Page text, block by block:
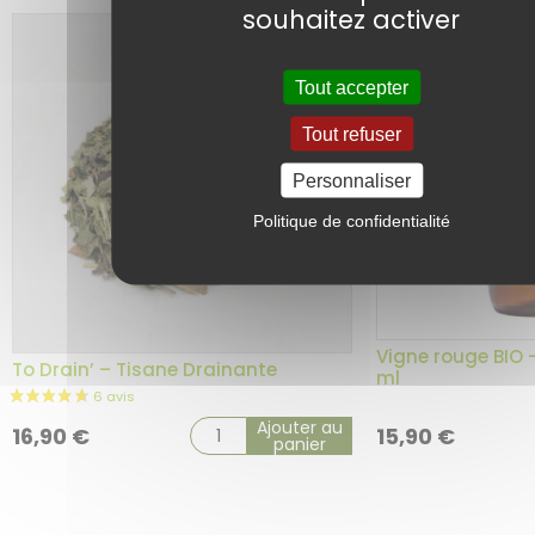
To Drain’ – Tisane Drainante
16,90 € Ajouter au
panier
Vigne rouge BIO
ml
15,90 €
souhaitez activer
Tout accepter
Tout refuser
Personnaliser
Politique de confidentialité